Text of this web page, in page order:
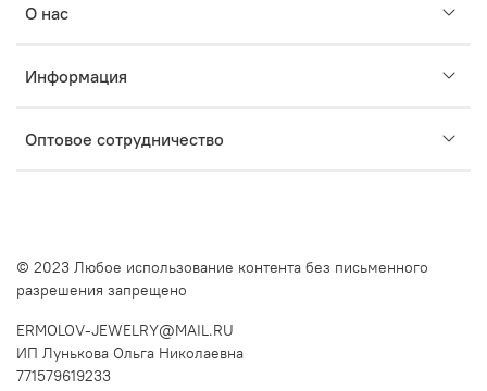
О нас
Информация
Оптовое сотрудничество
© 2023 Любое использование контента без письменного
разрешения запрещено
ERMOLOV-JEWELRY@MAIL.RU
ИП Лунькова Ольга Николаевна
771579619233